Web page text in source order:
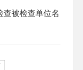
被检查单位名